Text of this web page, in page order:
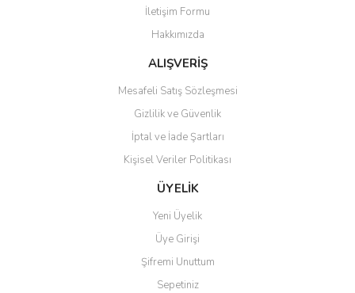
Ürün bilgilerinde hatalar bulunuyor.
Ürün fiyatı diğer sitelerden daha pahalı.
Bu ürüne benzer farklı alternatifler olmalı.
Gönder
İletişim Formu
Hakkımızda
ALIŞVERİŞ
Mesafeli Satış Sözleşmesi
Gizlilik ve Güvenlik
İptal ve İade Şartları
Kişisel Veriler Politikası
ÜYELİK
Yeni Üyelik
Üye Girişi
Şifremi Unuttum
Sepetiniz